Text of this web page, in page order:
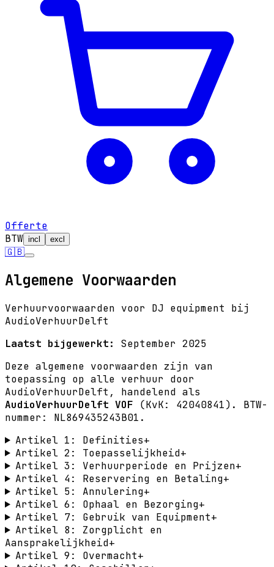
Offerte
BTW incl excl
🇬🇧
Algemene Voorwaarden
Verhuurvoorwaarden voor DJ equipment bij
AudioVerhuurDelft
Laatst bijgewerkt:
September 2025
Deze algemene voorwaarden zijn van
toepassing op alle verhuur door
AudioVerhuurDelft, handelend als
AudioVerhuurDelft VOF (KvK: 42040841). BTW-
nummer: NL869435243B01.
Artikel 1: Definities+
Artikel 2: Toepasselijkheid+
Artikel 3: Verhuurperiode en Prijzen+
Artikel 4: Reservering en Betaling+
Artikel 5: Annulering+
Artikel 6: Ophaal en Bezorging+
Artikel 7: Gebruik van Equipment+
Artikel 8: Zorgplicht en
Aansprakelijkheid+
Artikel 9: Overmacht+